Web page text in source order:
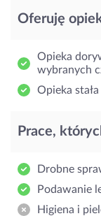
Oferuję
Opieka
wybranych
Opieka
Prace,
Drobne
Podawanie
Higiena i